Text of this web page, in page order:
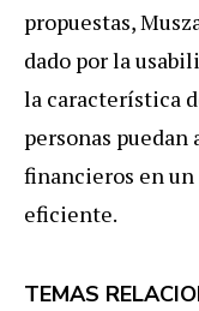
propuestas,
dado por la
la característica
personas
financieros en
eficiente.
TEMAS